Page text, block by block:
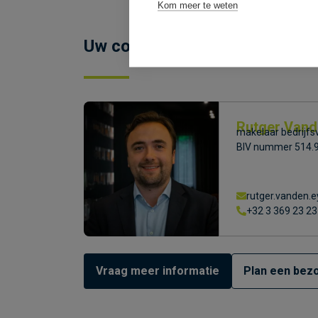
Uw contactpersoon
Rutger
makelaar
BIV nummer
+32 3 369 23 23
Vraag meer informatie Plan een
Kom meer te weten